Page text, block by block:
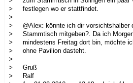
> festlegen wo er stattfindet.
>
> @Alex: könnte ich dir vorsichtshalber
> Stammtisch mitgeben?. Da ich Morgen
> mindestens Freitag dort bin, möchte
> ohne Pavilion dasteht.
>
> Gruß
> Ralf